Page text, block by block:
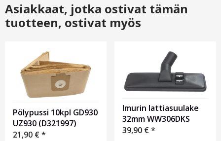
Asiakkaat, jotka ostivat tämän
tuotteen, ostivat myös
Pölypussi 10kpl GD930
UZ930 (D321997)
21,90 €*
Imurin lattiasuulake
32mm WW306DKS
39,90 €*